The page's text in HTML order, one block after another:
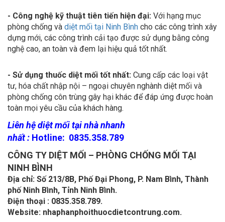
- Công nghệ kỹ thuật tiên tiến hiện đại: Với hạng mục
phòng chống và diệt mối tại Ninh Bìnhcho các công trình xây
dựng mới, các công trình cải tạo được sử dụng bằng công
nghệ cao, an toàn và đem lại hiệu quả tốt nhất.
- Sử dụng thuốc diệt mối tốt nhất:
Cung cấp các loại vật
tư, hóa chất nhập nội – ngoại chuyên nghành diệt mối và
phòng chống côn trùng gây hại khác để đáp ứng được hoàn
toàn mọi yêu cầu của khách hàng.
Liên hệ diệt mối tại nhà nhanh
nhất :
Hotline: 0835.358.789
CÔNG TY DIỆT MỐI – PHÒNG CHỐNG MỐI TẠI
NINH BÌNH
Địa chỉ: Số 213/8B, Phố Đại Phong, P. Nam Bình, Thành
phố Ninh Bình, Tỉnh Ninh Bình.​
Điện thoại : 0835.358.789.
Website: nhaphanphoithuocdietcontrung.com.